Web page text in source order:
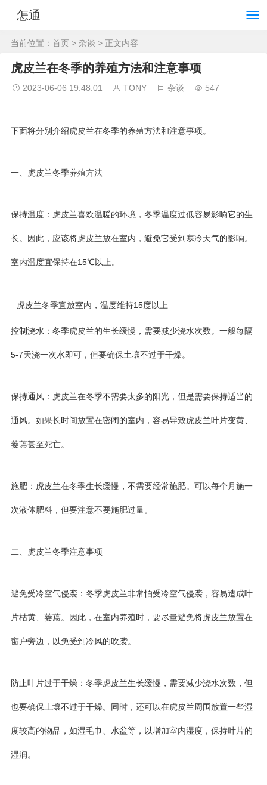
怎通
当前位置： 首页 > 杂谈 > 正文内容
虎皮兰在冬季的养殖方法和注意事项
2023-06-06 19:48:01 TONY 杂谈 547
下面将分别介绍虎皮兰在冬季的养殖方法和注意事项。
一、虎皮兰冬季养殖方法
保持温度：虎皮兰喜欢温暖的环境，冬季温度过低容易影响它的生
长。因此，应该将虎皮兰放在室内，避免它受到寒冷天气的影响。
室内温度宜保持在15℃以上。
虎皮兰冬季宜放室内，温度维持15度以上
控制浇水：冬季虎皮兰的生长缓慢，需要减少浇水次数。一般每隔
5-7天浇一次水即可，但要确保土壤不过于干燥。
保持通风：虎皮兰在冬季不需要太多的阳光，但是需要保持适当的
通风。如果长时间放置在密闭的室内，容易导致虎皮兰叶片变黄、
萎蔫甚至死亡。
施肥：虎皮兰在冬季生长缓慢，不需要经常施肥。可以每个月施一
次液体肥料，但要注意不要施肥过量。
二、虎皮兰冬季注意事项
避免受冷空气侵袭：冬季虎皮兰非常怕受冷空气侵袭，容易造成叶
片枯黄、萎蔫。因此，在室内养殖时，要尽量避免将虎皮兰放置在
窗户旁边，以免受到冷风的吹袭。
防止叶片过于干燥：冬季虎皮兰生长缓慢，需要减少浇水次数，但
也要确保土壤不过于干燥。同时，还可以在虎皮兰周围放置一些湿
度较高的物品，如湿毛巾、水盆等，以增加室内湿度，保持叶片的
湿润。